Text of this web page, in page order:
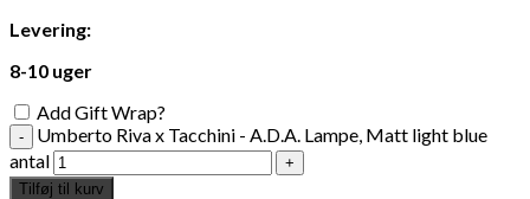
Levering:
8-10 uger
Add Gift Wrap?
Umberto Riva x Tacchini - A.D.A. Lampe, Matt light blue
antal
Tilføj til kurv